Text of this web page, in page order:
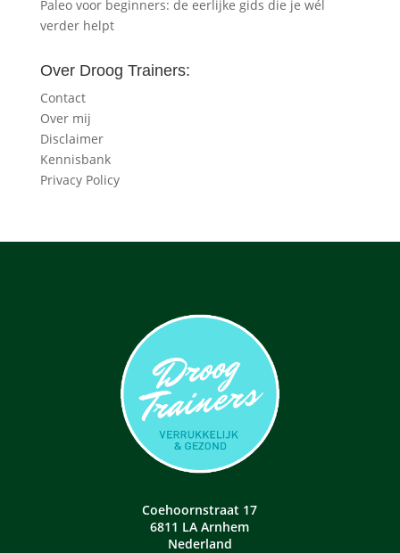
Paleo voor beginners: de eerlijke gids die je wél
verder helpt
Over Droog Trainers:
Contact
Over mij
Disclaimer
Kennisbank
Privacy Policy
Coehoornstraat 17
6811 LA Arnhem
Nederland